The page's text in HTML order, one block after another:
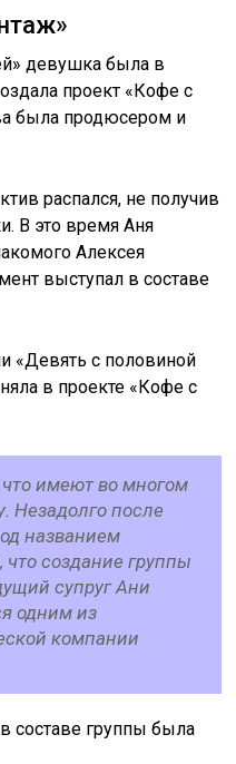
девушка была в
проект «Кофе с
была продюсером и
распался, не получив
В это время Аня
Алексея
выступал в составе
«Девять с половиной
в проекте «Кофе с
имеют во многом
Незадолго после
названием
создание группы
супруг Ани
одним из
компании
составе группы была